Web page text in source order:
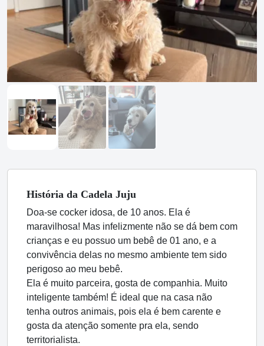
História da Cadela Juju
Doa-se cocker idosa, de 10 anos. Ela é
maravilhosa! Mas infelizmente não se dá bem com
crianças e eu possuo um bebê de 01 ano, e a
convivência delas no mesmo ambiente tem sido
perigoso ao meu bebê.
Ela é muito parceira, gosta de companhia. Muito
inteligente também! É ideal que na casa não
tenha outros animais, pois ela é bem carente e
gosta da atenção somente pra ela, sendo
territorialista.